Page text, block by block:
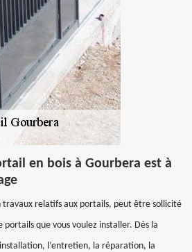
en bois à Gourbera est à
travaux relatifs aux portails, peut être sollicité
que vous voulez installer. Dès la
l’entretien, la réparation, la